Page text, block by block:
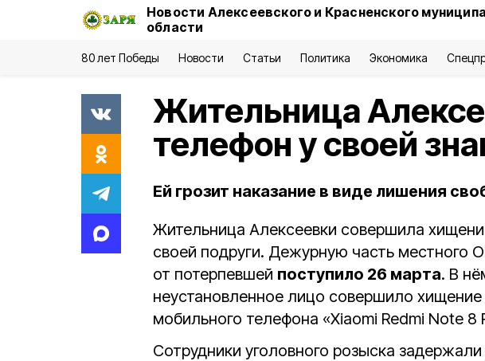
Новости Алексеевского и Красненского
области
80 лет Победы Новости Статьи Политика Экономика
Жительница
телефон у своей
Ей грозит наказание в виде лишения
Жительница Алексеевки совершила
своей подруги. Дежурную часть местного
от потерпевшей поступило 26 марта. В
неустановленное лицо совершило
мобильного телефона «Xiaomi Redmi Note 8
Сотрудники уголовного розыска